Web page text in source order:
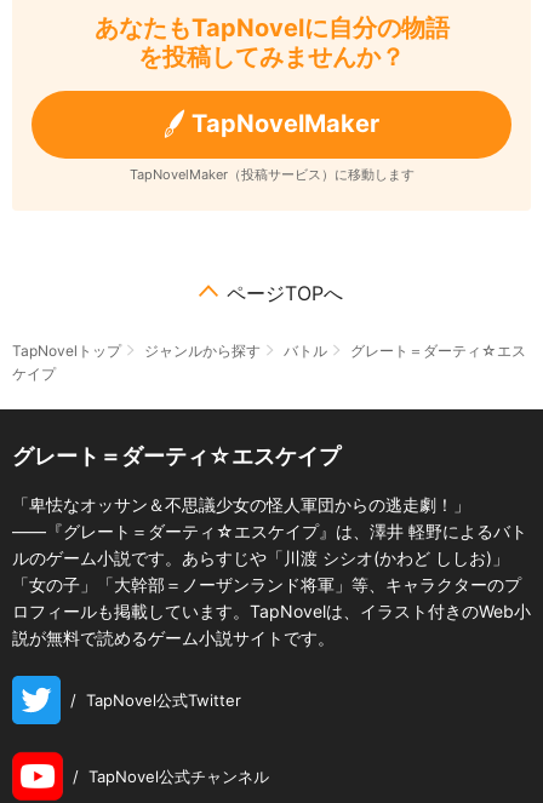
あなたもTapNovelに自分の物語
を投稿してみませんか？
TapNovelMaker
TapNovelMaker（投稿サービス）に移動します
ページTOPへ
TapNovelトップ ジャンルから探す バトル
グレート＝ダーティ☆エス
ケイプ
グレート＝ダーティ☆エスケイプ
「卑怯なオッサン＆不思議少女の怪人軍団からの逃走劇！」
――『グレート＝ダーティ☆エスケイプ』は、澤井 軽野によるバト
ルのゲーム小説です。あらすじや「川渡 シシオ(かわど ししお)」
「女の子」「大幹部＝ノーザンランド将軍」等、キャラクターのプ
ロフィールも掲載しています。TapNovelは、イラスト付きのWeb小
説が無料で読めるゲーム小説サイトです。
/ TapNovel公式Twitter
/ TapNovel公式チャンネル